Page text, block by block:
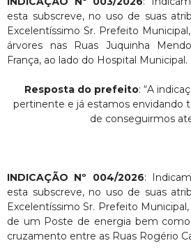
esta subscreve, no uso de suas
Excelentíssimo Sr. Prefeito
árvores nas Ruas Juquinha
França, ao lado do Hospital Municipal.
Resposta do prefeito: “A
pertinente e já estamos envidando
de conseguirmos
INDICAÇÃO Nº 004/2026:
esta subscreve, no uso de suas
Excelentíssimo Sr. Prefeito
de um Poste de energia bem
cruzamento entre as Ruas Rogério